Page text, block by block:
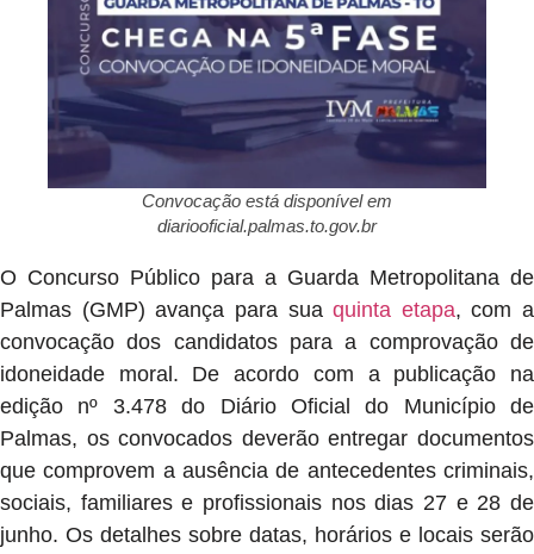
Convocação está disponível em
diariooficial.palmas.to.gov.br
O Concurso Público para a Guarda Metropolitana de
Palmas (GMP) avança para suaquinta etapa, com a
convocação dos candidatos para a comprovação de
idoneidade moral. De acordo com a publicação na
edição nº 3.478 do Diário Oficial do Município de
Palmas, os convocados deverão entregar documentos
que comprovem a ausência de antecedentes criminais,
sociais, familiares e profissionais nos dias 27 e 28 de
junho. Os detalhes sobre datas, horários e locais serão